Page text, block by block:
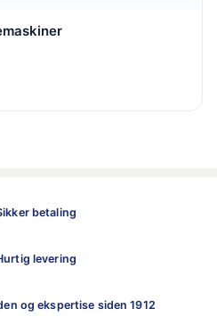
betaling
levering
og ekspertise siden 1912